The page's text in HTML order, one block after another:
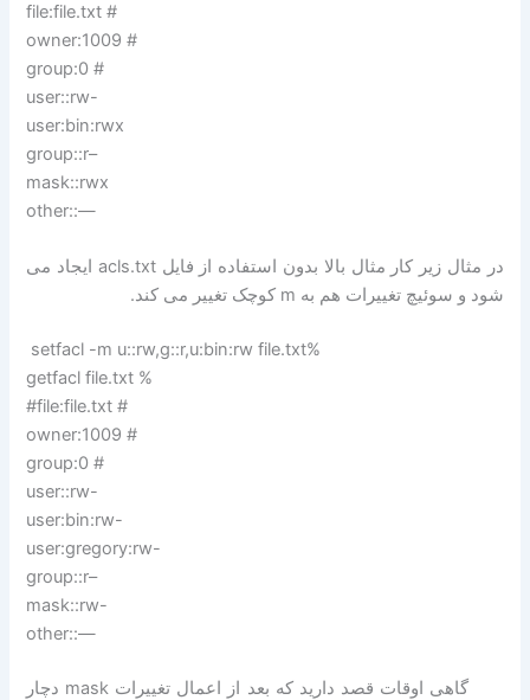
file:file.txt #
owner:1009 #
group:0 #
user::rw-
user:bin:rwx
group::r–
mask::rwx
other::—
در مثال زیر کار مثال بالا بدون استفاده از فایل acls.txt ایجاد می
شود و سوئیچ تغییرات هم به m کوچک تغییر می کند.
setfacl -m u::rw,g::r,u:bin:rw file.txt%
getfacl file.txt %
#file:file.txt #
owner:1009 #
group:0 #
user::rw-
user:bin:rw-
user:gregory:rw-
group::r–
mask::rw-
other::—
گاهی اوقات قصد دارید که بعد از اعمال تغییرات mask دچار